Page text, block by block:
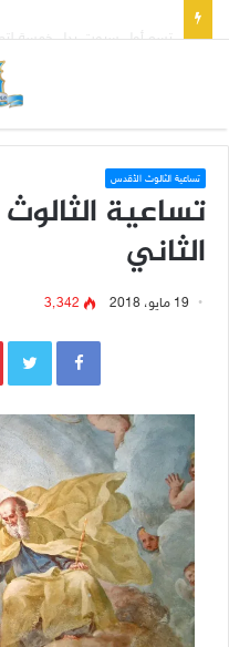
تساعية الثالوث الأقدس
تساعية
الثاني
19 مايو، 2018 3٬342